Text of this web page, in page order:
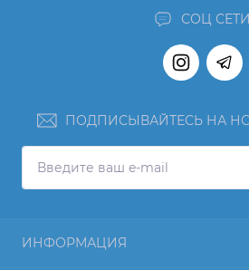
СОЦ
ПОДПИСЫВАЙТЕСЬ НА
ИНФОРМАЦИЯ